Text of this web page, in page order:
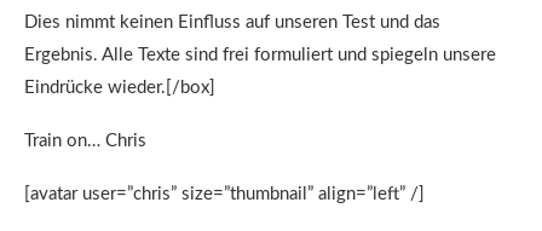
Dies nimmt keinen Einfluss auf unseren Test und das
Ergebnis. Alle Texte sind frei formuliert und spiegeln unsere
Eindrücke wieder.[/box]
Train on… Chris
[avatar user=”chris” size=”thumbnail” align=”left” /]